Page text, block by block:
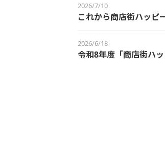
2026/7/10
これから商店街ハッピ
2026/6/18
令和8年度「商店街ハ